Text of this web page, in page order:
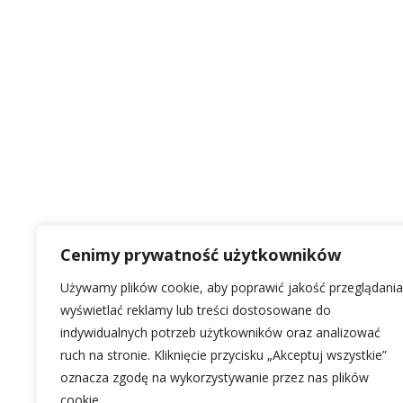
Cenimy prywatność użytkowników
Używamy plików cookie, aby poprawić jakość
wyświetlać reklamy lub treści dostosowane do
indywidualnych potrzeb użytkowników oraz analizować
ruch na stronie. Kliknięcie przycisku „Akceptuj wszystkie”
oznacza zgodę na wykorzystywanie przez nas plików